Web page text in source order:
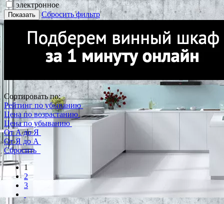
электронное
Показать Сбросить фильтр
Сортировать по:
Рейтинг по убыванию
Цена по возрастанию
Цена по убыванию
От А до Я
От Я до А
Сбросить
1
2
3